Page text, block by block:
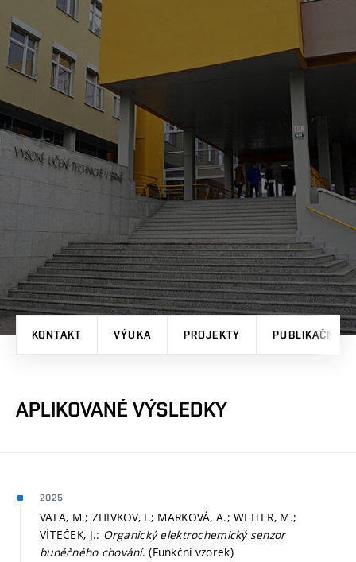
KONTAKT VÝUKA PROJEKTY PUBLIKAČNÍ
APLIKOVANÉ VÝSLEDKY
2025
VALA, M.; ZHIVKOV, I.; MARKOVÁ, A.; WEITER, M.;
VÍTEČEK, J.: Organický elektrochemický senzor
buněčného chování. (Funkční vzorek)